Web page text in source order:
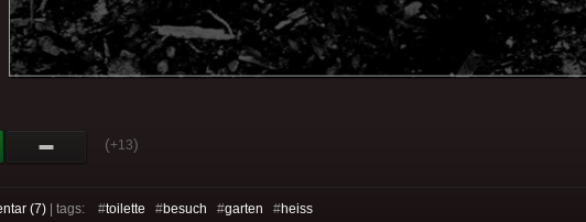
(+13)
(7) | tags: #toilette #besuch #garten #heiss